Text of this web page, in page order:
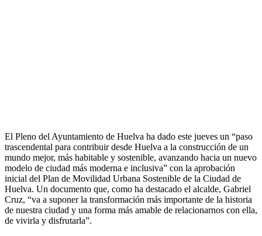
El Pleno del Ayuntamiento de Huelva ha dado este jueves un “paso
trascendental para contribuir desde Huelva a la construcción de un
mundo mejor, más habitable y sostenible, avanzando hacia un nuevo
modelo de ciudad más moderna e inclusiva” con la aprobación
inicial del Plan de Movilidad Urbana Sostenible de la Ciudad de
Huelva. Un documento que, como ha destacado el alcalde, Gabriel
Cruz, “va a suponer la transformación más importante de la historia
de nuestra ciudad y una forma más amable de relacionarnos con ella,
de vivirla y disfrutarla”.